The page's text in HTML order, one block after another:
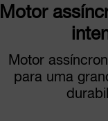
Motor
Motor
para uma